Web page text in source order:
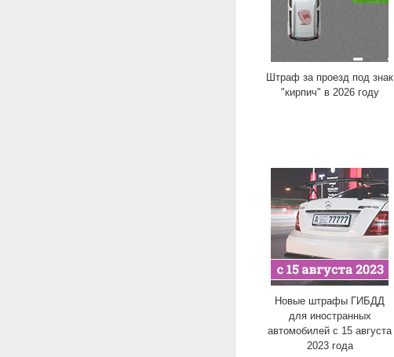
Штраф за проезд под знак
"кирпич" в 2026 году
Новые штрафы ГИБДД
для иностранных
автомобилей с 15 августа
2023 года